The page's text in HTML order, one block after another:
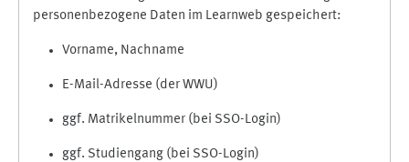
personenbezogene Daten im Learnweb gespeichert:
Vorname, Nachname
E-Mail-Adresse (der WWU)
ggf. Matrikelnummer (bei SSO-Login)
ggf. Studiengang (bei SSO-Login)